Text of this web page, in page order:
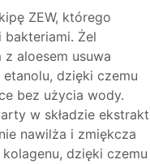
ZEW, którego
Żel
aloesem usuwa
dzięki czemu
bez użycia wody.
w składzie ekstrakt
nawilża i zmiękcza
dzięki czemu